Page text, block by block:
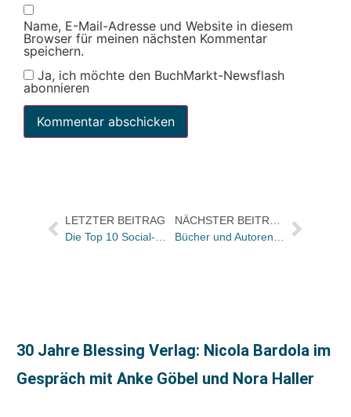
Name, E-Mail-Adresse und Website in diesem
Browser für meinen nächsten Kommentar
speichern.
Ja, ich möchte den BuchMarkt-Newsflash
abonnieren
LETZTER BEITRAG
30 Jahre Blessing Verlag: Nicola Bardola im
Gespräch mit Anke Göbel und Nora Haller